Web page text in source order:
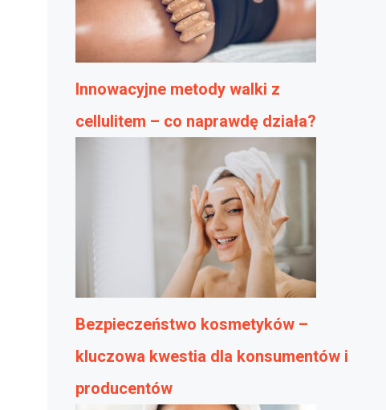
Innowacyjne metody walki z
cellulitem – co naprawdę działa?
Bezpieczeństwo kosmetyków –
kluczowa kwestia dla konsumentów i
producentów